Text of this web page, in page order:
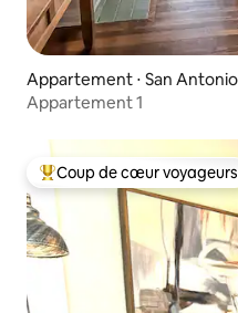
Appartement ⋅ San Antonio
Appartement 1
Coups de cœur voyageurs
Coup de cœur voyageurs